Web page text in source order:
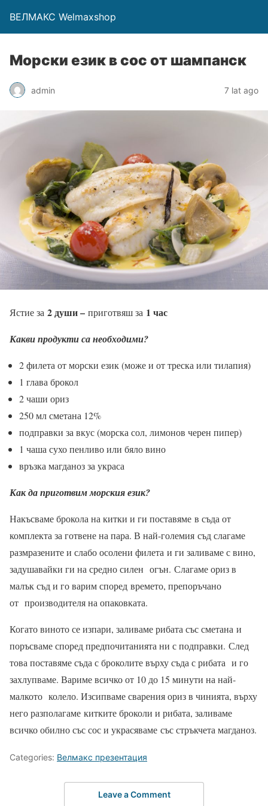
ВЕЛМАКС Welmaxshop
Морски език в сос от шампанск
admin 7 lat ago
Ястие за 2 души – приготвяш за 1 час
Какви продукти са необходими?
2 филета от морски език (може и от треска или тилапия)
1 глава брокол
2 чаши ориз
250 мл сметана 12%
подправки за вкус (морска сол, лимонов черен пипер)
1 чаша сухо пенливо или бяло вино
връзка магданоз за украса
Как да приготвим морския език?
Накъсваме брокола на китки и ги поставяме в съда от
комплекта за готвене на пара. В най-големия съд слагаме
размразените и слабо осолени филета и ги заливаме с вино,
задушавайки ги на средно силен огън. Слагаме ориз в
малък съд и го варим според времето, препоръчано
от производителя на опаковката.
Когато виното се изпари, заливаме рибата със сметана и
поръсваме според предпочитанията ни с подправки. След
това поставяме съда с броколите върху съда с рибата и го
захлупваме. Вариме всичко от 10 до 15 минути на най-
малкото колело. Изсипваме сварения ориз в чинията, върху
него разполагаме китките броколи и рибата, заливаме
всичко обилно със сос и украсяваме със стръкчета магданоз.
Categories: Велмакс презентация
Leave a Comment